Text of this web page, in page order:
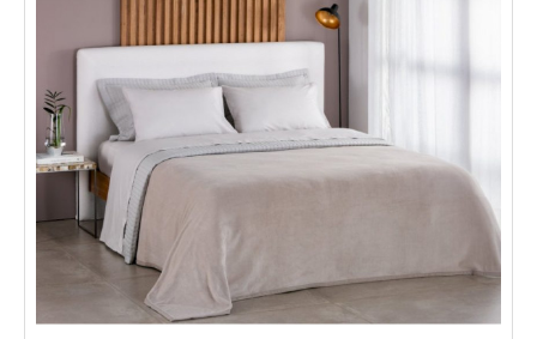
CAPA P TRAV MEDALHAO C BOTAO 50 70 COR 1769
A Capa para Travesseiro Buddemeyer Medalhão Bege combina
elegância clássica com a qualidade incompar..